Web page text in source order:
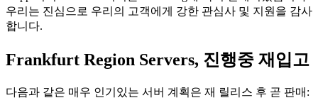
우리는 진심으로 우리의 고객에게 강한 관심사 및 지원을 감사
합니다.
Frankfurt Region Servers, 진행중 재입고
다음과 같은 매우 인기있는 서버 계획은 재 릴리스 후 곧 판매: